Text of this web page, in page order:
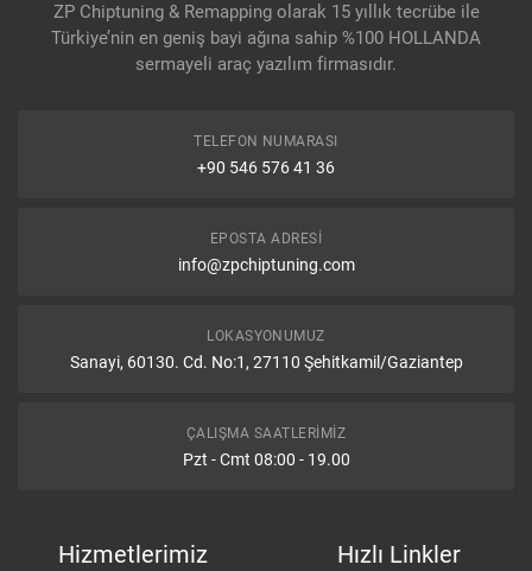
ZP Chiptuning & Remapping olarak 15 yıllık tecrübe ile
Türkiye’nin en geniş bayi ağına sahip %100 HOLLANDA
sermayeli araç yazılım firmasıdır.
TELEFON NUMARASI
+90 546 576 41 36
EPOSTA ADRESI
info@zpchiptuning.com
LOKASYONUMUZ
Sanayi, 60130. Cd. No:1, 27110 Şehitkamil/Gaziantep
ÇALIŞMA SAATLERIMIZ
Pzt - Cmt 08:00 - 19.00
Hizmetlerimiz Hızlı Linkler